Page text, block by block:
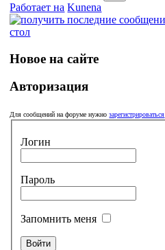
Работает на Kunena
Новое на сайте
Авторизация
Для сообщений на форуме нужнозарегистрироваться
Логин
Пароль
Запомнить меня